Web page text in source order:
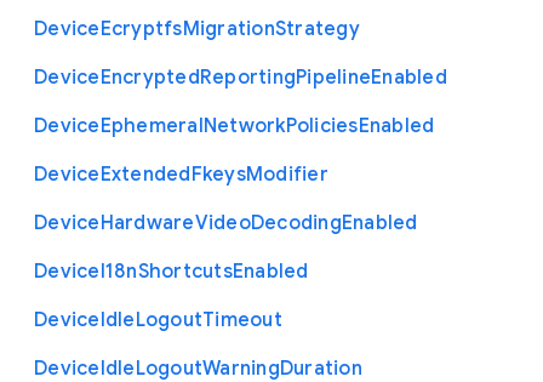
DeviceEcryptfsMigrationStrategy
DeviceEncryptedReportingPipelineEnabled
DeviceEphemeralNetworkPoliciesEnabled
DeviceExtendedFkeysModifier
DeviceHardwareVideoDecodingEnabled
DeviceI18nShortcutsEnabled
DeviceIdleLogoutTimeout
DeviceIdleLogoutWarningDuration